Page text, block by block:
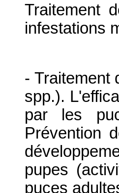
Traitement
infestations
- Traitement
spp.).
par les
Prévention
pupes
puces